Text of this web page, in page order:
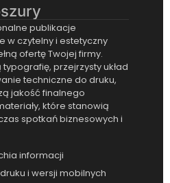
publikacje
w czytelny i estetyczny
ofertę Twojej firmy.
przejrzysty układ
techniczne do druku,
jakość finalnego
które stanowią
spotkań biznesowych i
informacji
i wersji mobilnych